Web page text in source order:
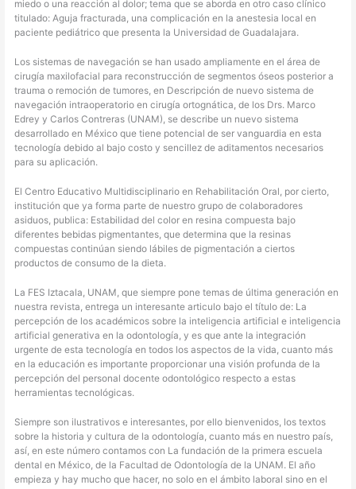
miedo o una reacción al dolor; tema que se aborda en otro caso clínico
titulado: Aguja fracturada, una complicación en la anestesia local en
paciente pediátrico que presenta la Universidad de Guadalajara.
Los sistemas de navegación se han usado ampliamente en el área de
cirugía maxilofacial para reconstrucción de segmentos óseos posterior a
trauma o remoción de tumores, en Descripción de nuevo sistema de
navegación intraoperatorio en cirugía ortognática, de los Drs. Marco
Edrey y Carlos Contreras (UNAM), se describe un nuevo sistema
desarrollado en México que tiene potencial de ser vanguardia en esta
tecnología debido al bajo costo y sencillez de aditamentos necesarios
para su aplicación.
El Centro Educativo Multidisciplinario en Rehabilitación Oral, por cierto,
institución que ya forma parte de nuestro grupo de colaboradores
asiduos, publica: Estabilidad del color en resina compuesta bajo
diferentes bebidas pigmentantes, que determina que la resinas
compuestas continúan siendo lábiles de pigmentación a ciertos
productos de consumo de la dieta.
La FES Iztacala, UNAM, que siempre pone temas de última generación en
nuestra revista, entrega un interesante articulo bajo el título de: La
percepción de los académicos sobre la inteligencia artificial e inteligencia
artificial generativa en la odontología, y es que ante la integración
urgente de esta tecnología en todos los aspectos de la vida, cuanto más
en la educación es importante proporcionar una visión profunda de la
percepción del personal docente odontológico respecto a estas
herramientas tecnológicas.
Siempre son ilustrativos e interesantes, por ello bienvenidos, los textos
sobre la historia y cultura de la odontología, cuanto más en nuestro país,
así, en este número contamos con La fundación de la primera escuela
dental en México, de la Facultad de Odontología de la UNAM. El año
empieza y hay mucho que hacer, no solo en el ámbito laboral sino en el